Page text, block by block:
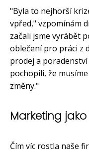
"Byla to nejhorší
vpřed," vzpomínám
začali jsme vyrábět
oblečení pro práci z
prodej a
pochopili, že
změny."
Marketing
Čím víc rostla naše